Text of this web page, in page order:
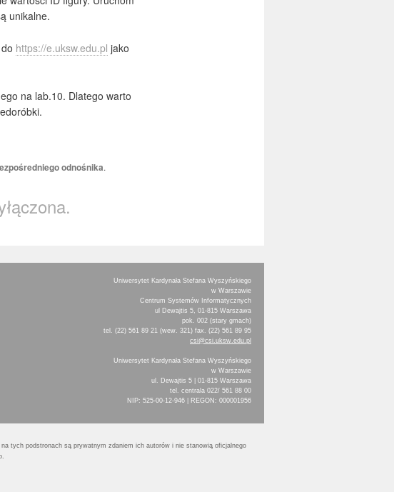
unikalne.
https://e.uksw.edu.pl jako
na lab.10. Dlatego warto
odnośnika.
Uniwersytet Kardynała Stefana Wyszyńskiego
w Warszawie
Centrum Systemów Informatycznych
ul Dewajtis 5, 01-815 Warszawa
pok. 002 (stary gmach)
tel. (22) 561 89 21 (wew. 321) fax. (22) 561 89 95
csi@csi.uksw.edu.pl
Uniwersytet Kardynała Stefana Wyszyńskiego
w Warszawie
ul. Dewajtis 5 | 01-815 Warszawa
tel. centrala 022/ 561 88 00
NIP: 525-00-12-946 | REGON: 000001956
tych podstronach są prywatnym zdaniem ich autorów i nie stanowią oficjalnego